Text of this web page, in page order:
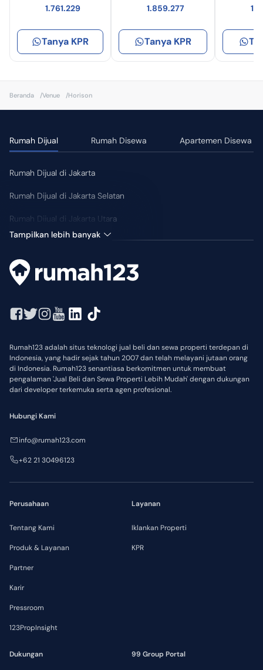
1.761.229
Tanya KPR
1.859.277
Tanya KPR
Beranda /Venue /Horison
Rumah Dijual Rumah Disewa Apartemen Disewa
Rumah Dijual di Jakarta
Rumah Dijual di Jakarta Selatan
Rumah Dijual di Jakarta Utara
Tampilkan lebih banyak
Rumah123 adalah situs teknologi jual beli dan sewa properti terdepan di
Indonesia, yang hadir sejak tahun 2007 dan telah melayani jutaan orang
di Indonesia. Rumah123 senantiasa berkomitmen untuk membuat
pengalaman 'Jual Beli dan Sewa Properti Lebih Mudah' dengan dukungan
dari developer terkemuka serta agen profesional.
Perusahaan
Tentang Kami
Produk & Layanan
Partner
Karir
Pressroom
123PropInsight
Layanan
Iklankan Properti
KPR
Dukungan 99 Group Portal
Hubungi Kami
info@rumah123.com
+62 21 30496123